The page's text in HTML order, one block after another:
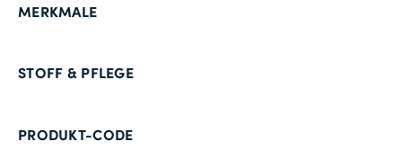
MERKMALE
STOFF & PFLEGE
PRODUKT-CODE